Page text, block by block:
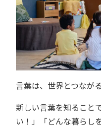
言葉は、世界とつなが
新しい言葉を知ること
い！」「どんな暮らし